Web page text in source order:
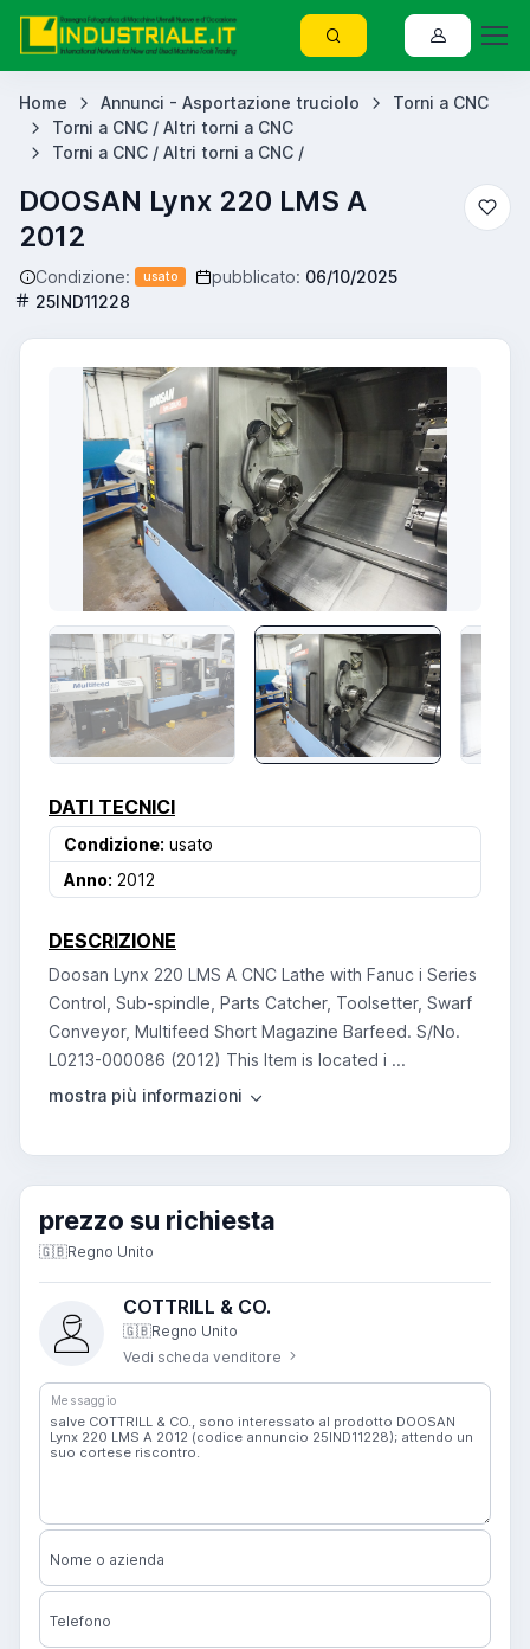
Home Annunci - Asportazione truciolo
Torni a CNC
Torni a CNC / Altri torni a CNC
Torni a CNC / Altri torni a CNC /
DOOSAN Lynx 220 LMS A
2012
Condizione: usato pubblicato: 06/10/2025
25IND11228
DATI TECNICI
Condizione: usato
Anno: 2012
DESCRIZIONE
Doosan Lynx 220 LMS A CNC Lathe with Fanuc i Series
Control, Sub-spindle, Parts Catcher, Toolsetter, Swarf
Conveyor, Multifeed Short Magazine Barfeed. S/No.
L0213-000086 (2012) This Item is located i ...
prezzo su richiesta
🇬🇧Regno Unito
COTTRILL & CO.
🇬🇧Regno Unito
Vedi scheda venditore
Messaggio
Nome o azienda
Telefono